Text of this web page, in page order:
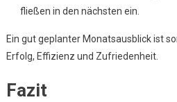
fließen in den nächsten ein.
Ein gut geplanter Monatsausblick ist
Erfolg, Effizienz und Zufriedenheit.
Fazit